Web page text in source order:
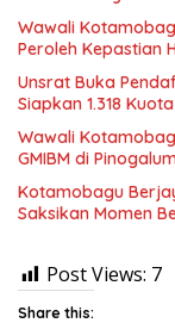
Wawali
Peroleh Kepastian
Unsrat Buka
Siapkan 1.318 Kuota
Wawali
GMIBM di
Kotamobagu
Saksikan Momen
Post Views: 7
Share this: